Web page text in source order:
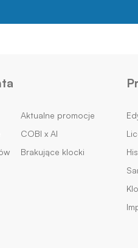
Aktualne promocje
COBI x AI
Brakujące klocki